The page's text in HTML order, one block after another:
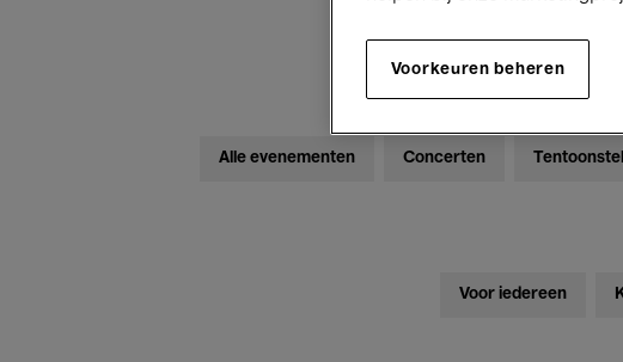
Alle evenementen Concerten
Voor iedereen
Voorkeuren beheren